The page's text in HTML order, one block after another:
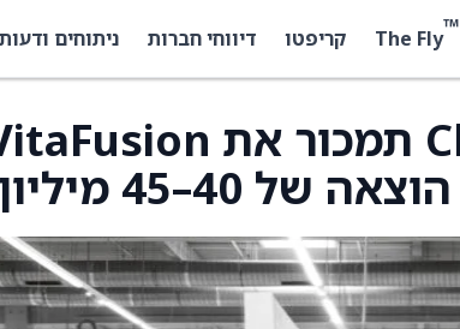
™
The Fly קריפטו דיווחי חברות ניתוחים ודעות